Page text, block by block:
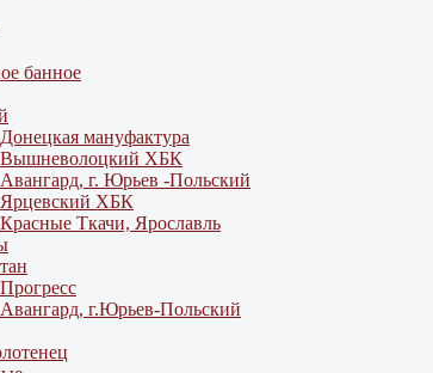
банное
мануфактура
Вышневолоцкий ХБК
г. Юрьев -Польский
Ярцевский ХБК
Ткачи, Ярославль
г.Юрьев-Польский